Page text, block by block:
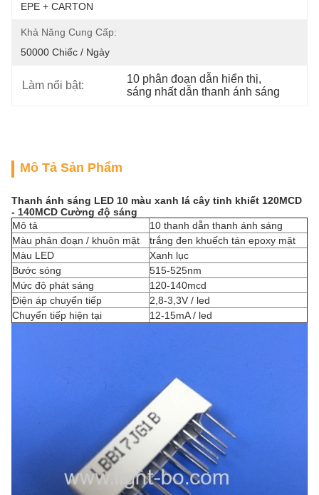
EPE + CARTON
Khả Năng Cung Cấp:
50000 Chiếc / Ngày
Làm nổi bật:
10 phân đoạn dẫn hiển thị,
sáng nhất dẫn thanh ánh sáng
Mô Tả Sản Phẩm
Thanh ánh sáng LED 10 màu xanh lá cây tinh khiết 120MCD
- 140MCD Cường độ sáng
Mô tả
10 thanh dẫn thanh ánh sáng
Màu phân đoạn / khuôn mặt
trắng đen khuếch tán epoxy mặt
Màu LED
Xanh lục
Bước sóng
515-525nm
Mức độ phát sáng
120-140mcd
Điện áp chuyển tiếp
2,8-3,3V / led
Chuyển tiếp hiện tại
12-15mA / led